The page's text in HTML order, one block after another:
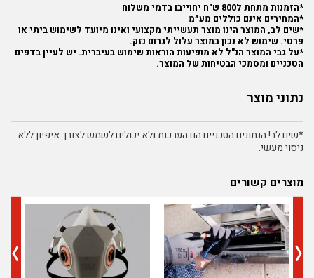
*הזמנות מתחת ל800 ש"ח יחוייבו בדמי משלוח
*המחירים אינם כוללים מע״מ
*שים לב, המוצר הינו מוצר תעשייתי מקצועי ואינו מיועד לשימוש ביתי או
פרטי. שימוש לא נכון במוצר עלול לגרום נזק.
*על גבי המוצר הנ"ל לא מופיעות הוראות שימוש בעיברית. יש לעיין בדפים
הטכניים ומסמכי הבטיחות של המוצר.
נתוני מוצר
*שים לב! הנתונים הטכניים הם הערכות ולא יכולים לשמש לצורך איפיון ללא
ניסוי מעשי.
מוצרים קשורים